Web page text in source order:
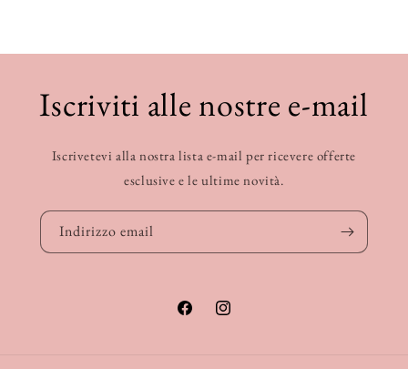
Iscriviti alle nostre e-mail
Iscrivetevi alla nostra lista e-mail per ricevere offerte
esclusive e le ultime novità.
Indirizzo email
FacebookInstagram